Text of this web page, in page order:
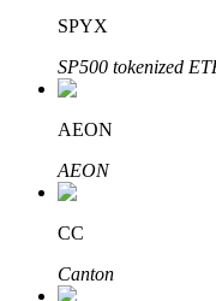
Кредиты
Сервис
SPYX
SP500 tokenized
AEON
AEON
CC
Canton